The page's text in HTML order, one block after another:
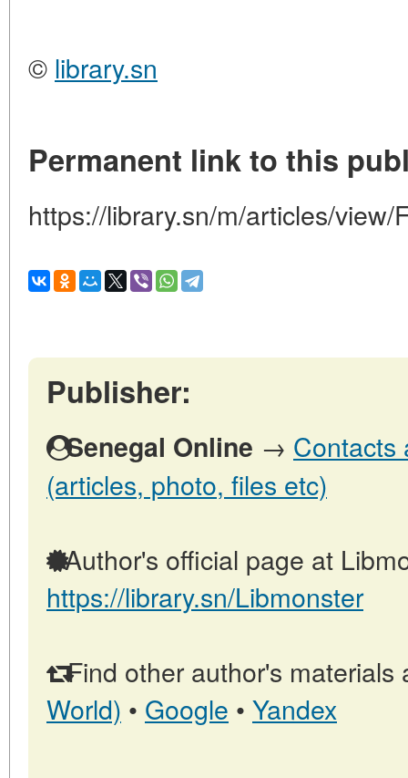
© library.sn
Permanent link to this
https://library.sn/m/articles/view/
Publisher:
Senegal Online → Contacts
(articles, photo, files etc)
Author's official page at
https://library.sn/Libmonster
Find other author's materials
World) • Google • Yandex